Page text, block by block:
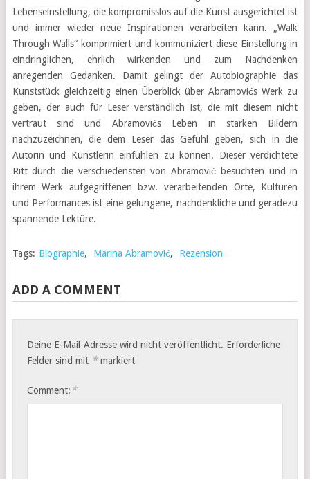
Lebenseinstellung, die kompromisslos auf die Kunst ausgerichtet ist
und immer wieder neue Inspirationen verarbeiten kann. „Walk
Through Walls“ komprimiert und kommuniziert diese Einstellung in
eindringlichen, ehrlich wirkenden und zum Nachdenken
anregenden Gedanken. Damit gelingt der Autobiographie das
Kunststück gleichzeitig einen Überblick über Abramovićs Werk zu
geben, der auch für Leser verständlich ist, die mit diesem nicht
vertraut sind und Abramovićs Leben in starken Bildern
nachzuzeichnen, die dem Leser das Gefühl geben, sich in die
Autorin und Künstlerin einfühlen zu können. Dieser verdichtete
Ritt durch die verschiedensten von Abramović besuchten und in
ihrem Werk aufgegriffenen bzw. verarbeitenden Orte, Kulturen
und Performances ist eine gelungene, nachdenkliche und geradezu
spannende Lektüre.
Tags: Biographie, Marina Abramović, Rezension
ADD A COMMENT
Deine E-Mail-Adresse wird nicht veröffentlicht. Erforderliche
Felder sind mit *markiert
Comment: *